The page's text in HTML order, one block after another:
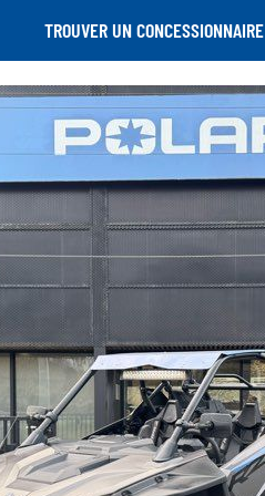
TROUVER UN CONCESSIONNAIRE